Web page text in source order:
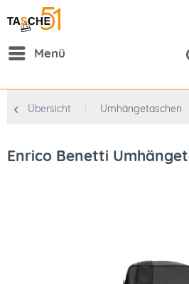
Menü
Übersicht Umhängetaschen
Enrico Benetti